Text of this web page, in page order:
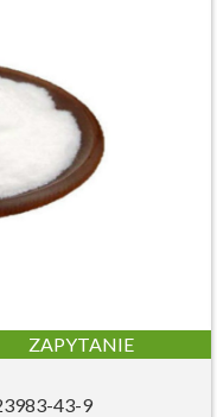
ZAPYTANIE
43-9